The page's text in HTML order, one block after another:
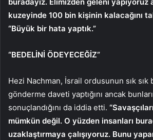
kuzeyinde 100 bin kişinin kalacağını
“Büyük bir hata yaptık.”
“BEDELİNİ ÖDEYECEĞİZ”
Hezi Nachman, İsrail ordusunun sık
gönderme daveti yaptığını ancak
sonuçlandığını da iddia etti.
mümkün değil. O yüzden insanları
uzaklaştırmaya çalışıyoruz. Bunu